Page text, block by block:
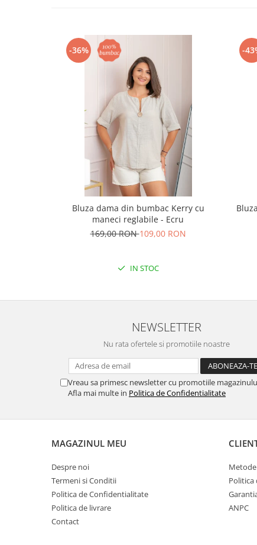
-36%
Bluza dama din bumbac Kerry cu
maneci reglabile - Ecru
169,00 RON109,00 RON
IN STOC
-
NEWSLETTER
Nu rata ofertele si promotiile noastre
Vreau sa primesc newsletter cu promotiile
Afla mai multe in Politica de Confidentialitate
MAGAZINUL MEU
Despre noi
Termeni si Conditii
Politica de Confidentialitate
Politica de livrare
Contact
Politica
ANPC